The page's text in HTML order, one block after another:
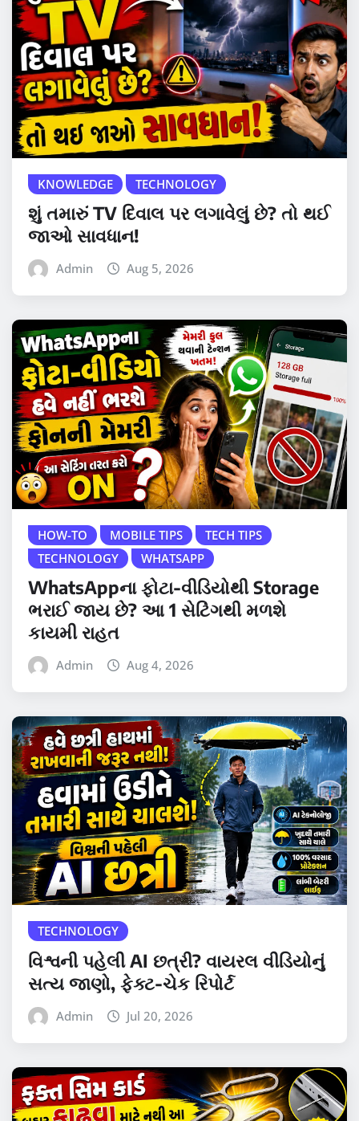
KNOWLEDGE TECHNOLOGY
શું તમારું TV દિવાલ પર લગાવેલું છે? તો થઈ
જાઓ સાવધાન!
Admin Aug 5, 2026
HOW-TO MOBILE TIPS
TECH TIPS
TECHNOLOGY
WHATSAPP
WhatsAppના ફોટા-વીડિયોથી Storage
ભરાઈ જાય છે? આ 1 સેટિંગથી મળશે
કાયમી રાહત
Admin Aug 4, 2026
TECHNOLOGY
વિશ્વની પહેલી AI છત્રી? વાયરલ વીડિયોનું
સત્ય જાણો, ફેક્ટ-ચેક રિપોર્ટ
Admin Jul 20, 2026